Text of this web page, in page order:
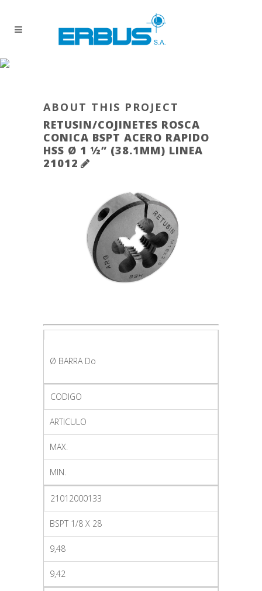
ABOUT THIS PROJECT
RETUSIN/COJINETES ROSCA
CONICA BSPT ACERO RAPIDO
HSS Ø 1 ½” (38.1MM) LINEA
21012
Ø BARRA Do
CODIGO
ARTICULO
MAX.
MIN.
21012000133
BSPT 1/8 X 28
9,48
9,42